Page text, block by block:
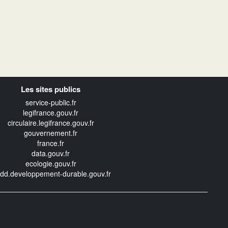
Les sites publics
service-public.fr
legifrance.gouv.fr
circulaire.legifrance.gouv.fr
gouvernement.fr
france.fr
data.gouv.fr
ecologie.gouv.fr
durable.gouv.fr